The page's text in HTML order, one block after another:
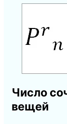
Число
вещей